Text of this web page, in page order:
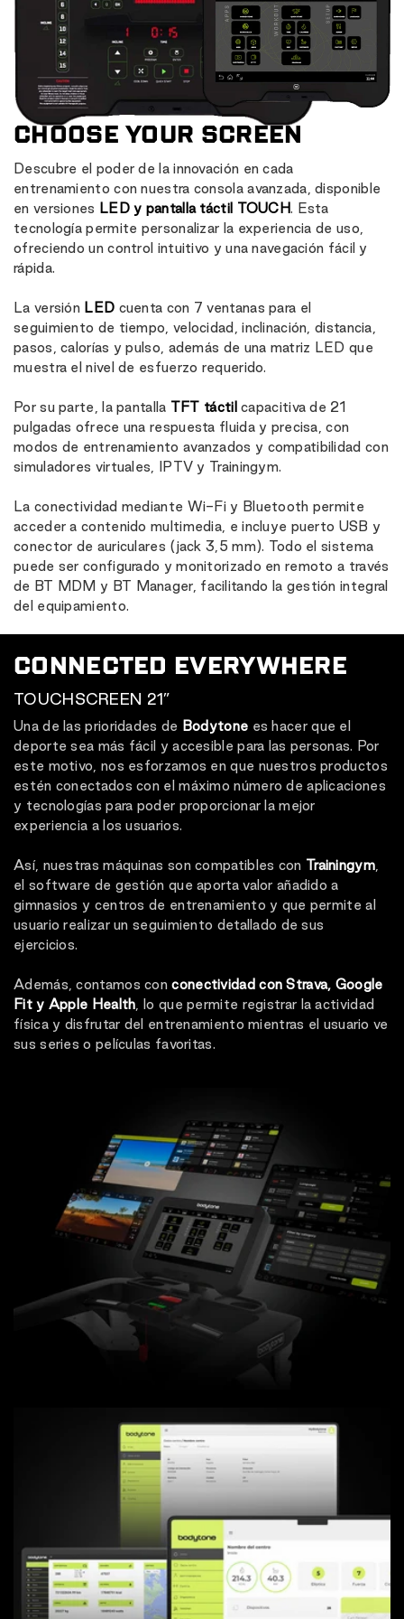
CHOOSE YOUR SCREEN
Descubre el poder de la innovación en cada
entrenamiento con nuestra consola avanzada, disponible
en versiones LED y pantalla táctil TOUCH. Esta
tecnología permite personalizar la experiencia de uso,
ofreciendo un control intuitivo y una navegación fácil y
rápida.
La versión LED cuenta con 7 ventanas para el
seguimiento de tiempo, velocidad, inclinación, distancia,
pasos, calorías y pulso, además de una matriz LED que
muestra el nivel de esfuerzo requerido.
Por su parte, la pantalla TFT táctilcapacitiva de 21
pulgadas ofrece una respuesta fluida y precisa, con
modos de entrenamiento avanzados y compatibilidad con
simuladores virtuales, IPTV y Trainingym.
La conectividad mediante Wi-Fi y Bluetooth permite
acceder a contenido multimedia, e incluye puerto USB y
conector de auriculares (jack 3,5 mm). Todo el sistema
puede ser configurado y monitorizado en remoto a través
de BT MDM y BT Manager, facilitando la gestión integral
del equipamiento.
CONNECTED EVERYWHERE
TOUCHSCREEN 21”
Una de las prioridades de Bodytone es hacer que el
deporte sea más fácil y accesible para las personas. Por
este motivo, nos esforzamos en que nuestros productos
estén conectados con el máximo número de aplicaciones
y tecnologías para poder proporcionar la mejor
experiencia a los usuarios.
Así, nuestras máquinas son compatibles con Trainingym,
el software de gestión que aporta valor añadido a
gimnasios y centros de entrenamiento y que permite al
usuario realizar un seguimiento detallado de sus
ejercicios.
Además, contamos conconectividad con Strava, Google
Fit y Apple Health , lo que permite registrar la actividad
física y disfrutar del entrenamiento mientras el usuario ve
sus series o películas favoritas.